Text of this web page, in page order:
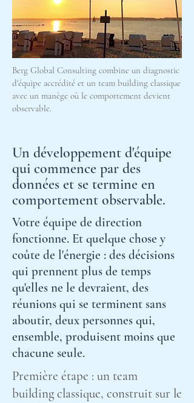
Berg Global Consulting combine un diagnostic
d'équipe accrédité et un team building classique
avec un manège où le comportement devient
observable.
Un développement d'équipe
qui commence par des
données et se termine en
comportement observable.
Votre équipe de direction
fonctionne. Et quelque chose y
coûte de l'énergie : des décisions
qui prennent plus de temps
qu'elles ne le devraient, des
réunions qui se terminent sans
aboutir, deux personnes qui,
ensemble, produisent moins que
chacune seule.
Première étape : un team
building classique, construit sur le